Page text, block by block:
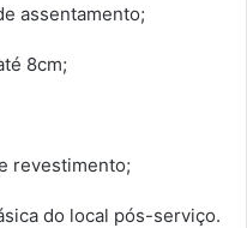
assentamento;
8cm;
revestimento;
do local pós-serviço.